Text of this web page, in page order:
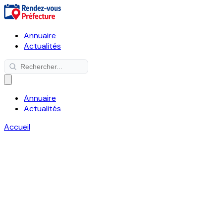
Annuaire
Actualités
Annuaire
Actualités
Accueil